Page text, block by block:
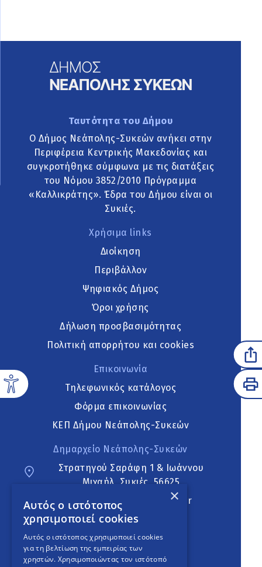
Ταυτότητα του Δήμου
Ο Δήμος Νεάπολης-Συκεών ανήκει στην
Περιφέρεια Κεντρικής Μακεδονίας και
συγκροτήθηκε σύμφωνα με τις διατάξεις
του Νόμου 3852/2010 Πρόγραμμα
«Καλλικράτης». Έδρα του Δήμου είναι οι
Συκιές.
Χρήσιμα links
Διοίκηση
Περιβάλλον
Ψηφιακός Δήμος
Όροι χρήσης
Δήλωση προσβασιμότητας
Πολιτική απορρήτου και cookies
Επικοινωνία
Τηλεφωνικός κατάλογος
Φόρμα επικοινωνίας
ΚΕΠ Δήμου Νεάπολης-Συκεών
Δημαρχείο Νεάπολης-Συκεών
Στρατηγού Σαράφη 1 & Ιωάννου
Μιχαήλ, Συκιές, 56625
neapoli.sykies@ddt.gov.gr
Ακολουθήστε
×
Αυτός ο ιστότοπος
χρησιμοποιεί cookies
Αυτός ο ιστότοπος χρησιμοποιεί cookies
για τη βελτίωση της εμπειρίας των
χρηστών. Χρησιμοποιώντας τον ιστότοπό